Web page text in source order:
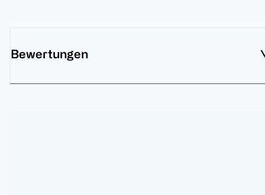
Bewertungen